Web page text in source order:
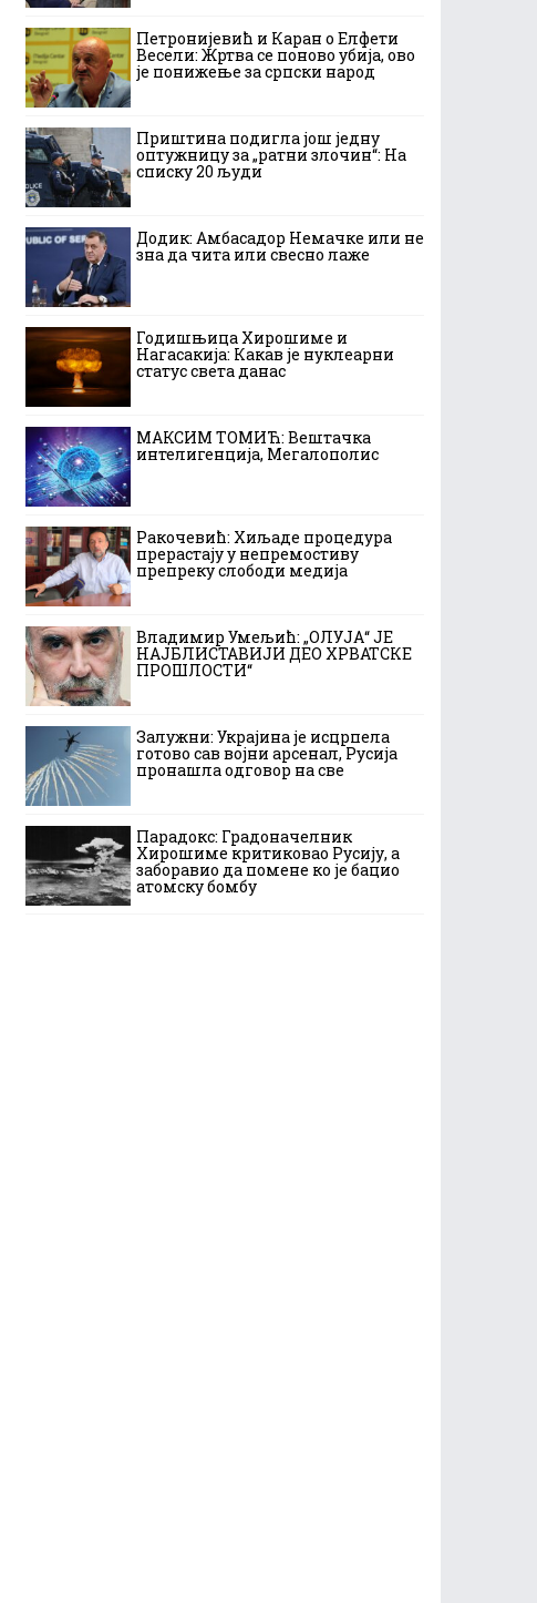
Петронијевић и Каран о Елфети
Весели: Жртва се поново убија, ово
је понижење за српски народ
Приштина подигла још једну
оптужницу за „ратни злочин“: На
списку 20 људи
Додик: Амбасадор Немачке или не
зна да чита или свесно лаже
Годишњица Хирошиме и
Нагасакија: Какав је нуклеарни
статус света данас
МАКСИМ ТОМИЋ: Вештачка
интелигенција, Мегалополис
Ракочевић: Хиљаде процедура
прерастају у непремостиву
препреку слободи медија
Владимир Умељић: „ОЛУЈА“ ЈЕ
НАЈБЛИСТАВИЈИ ДЕО ХРВАТСКЕ
ПРОШЛОСТИ“
Залужни: Украјина је исцрпела
готово сав војни арсенал, Русија
пронашла одговор на све
Парадокс: Градоначелник
Хирошиме критиковао Русију, а
заборавио да помене ко је бацио
атомску бомбу